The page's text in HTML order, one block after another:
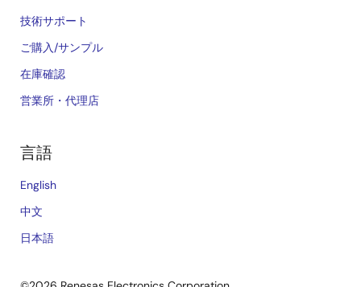
技術サポート
ご購入/サンプル
在庫確認
営業所・代理店
言語
English
中文
日本語